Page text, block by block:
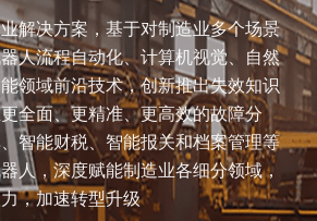
解决方案，基于对制造业多个场景
人流程自动化、计算机视觉、自然
领域前沿技术，创新推出失效知识
全面、更精准、更高效的故障分
智能财税、智能报关和档案管理等
人，深度赋能制造业各细分领域，
，加速转型升级